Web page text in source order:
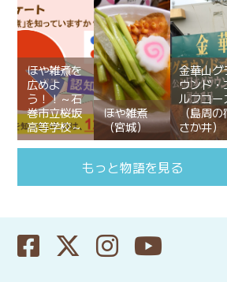
ほや雑煮を
広めよ
う！！～石
巻市立桜坂
高等学校～
ほや雑煮
（宮城）
金華山グ
ウンド・
ルフコー
（島周の
さか井）
もっと物語を見る